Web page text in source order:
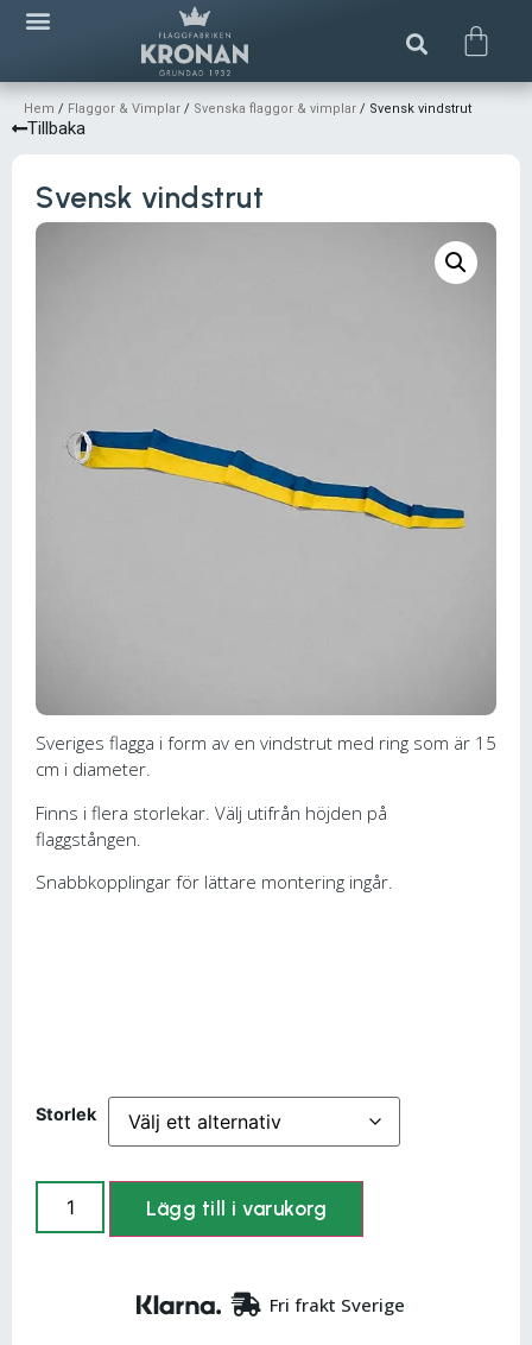
Hem / Flaggor & Vimplar / Svenska flaggor & vimplar / Svensk vindstrut
Tillbaka
Svensk vindstrut
Sveriges flagga i form av en vindstrut med ring som är 15
cm i diameter.
Finns i flera storlekar. Välj utifrån höjden på
flaggstången.
Snabbkopplingar för lättare montering ingår.
Storlek
Lägg till i varukorg
Fri frakt Sverige